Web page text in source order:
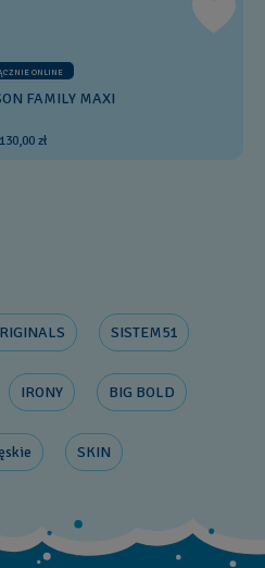
ONLINE
FAMILY MAXI
zł
SISTEM51
IRONY BIG BOLD
SKIN